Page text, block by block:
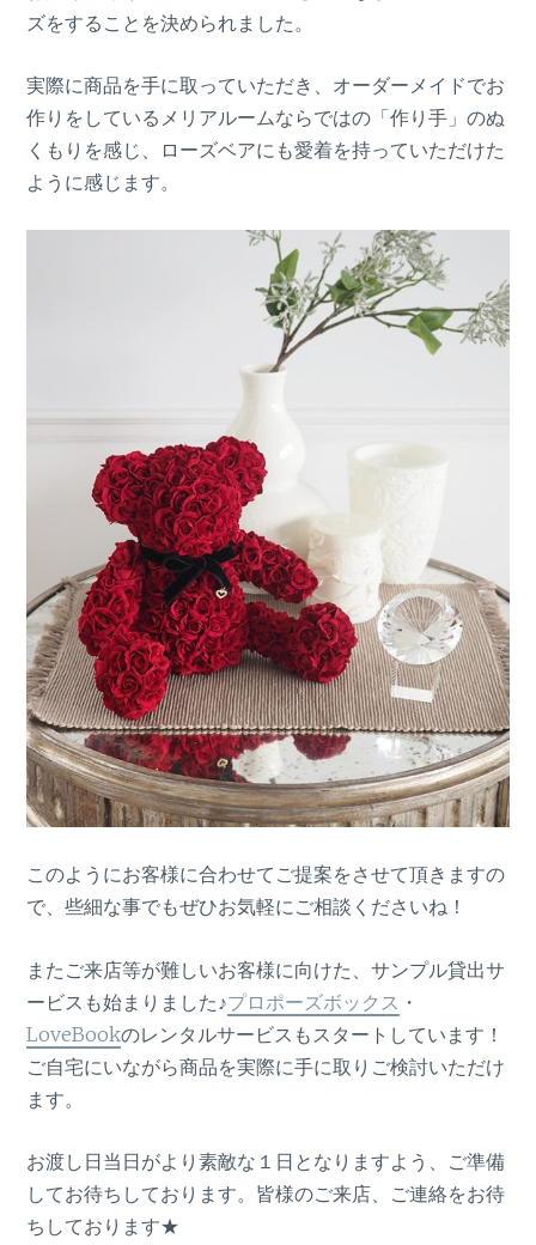
ズをすることを決められました。
実際に商品を手に取っていただき、オーダーメイドでお
作りをしているメリアルームならではの「作り手」のぬ
くもりを感じ、ローズベアにも愛着を持っていただけた
ように感じます。
このようにお客様に合わせてご提案をさせて頂きますの
で、些細な事でもぜひお気軽にご相談くださいね！
またご来店等が難しいお客様に向けた、サンプル貸出サ
ービスも始まりました♪プロポーズボックス ・
LoveBookのレンタルサービスもスタートしています！
ご自宅にいながら商品を実際に手に取りご検討いただけ
ます。
お渡し日当日がより素敵な１日となりますよう、ご準備
してお待ちしております。皆様のご来店、ご連絡をお待
ちしております★